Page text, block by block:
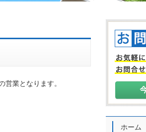
営業となります。
ホーム